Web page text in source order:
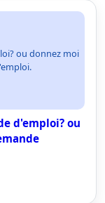
ou donnez moi
d'emploi? ou